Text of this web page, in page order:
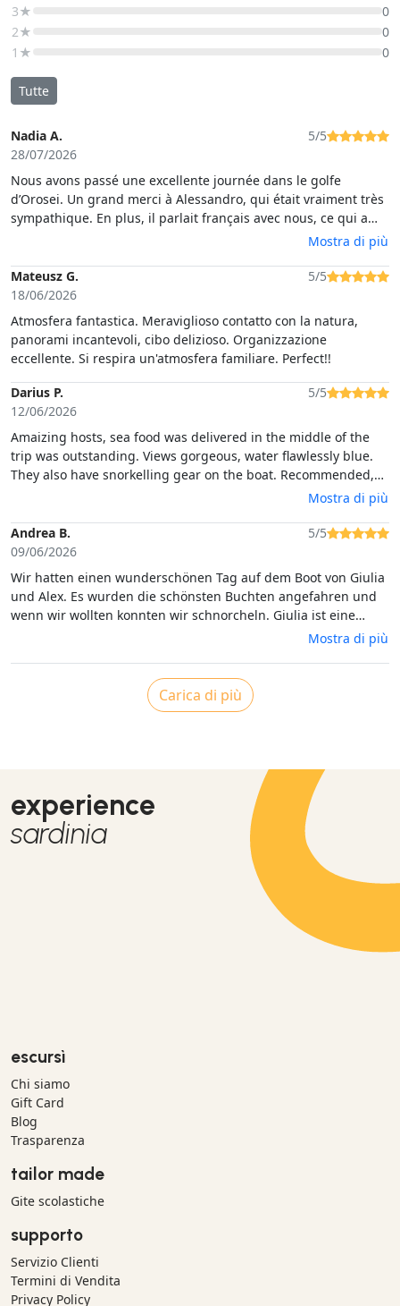
3★
0
2★
0
1★
0
Tutte
Nadia A.
28/07/2026
5/5
Nous avons passé une excellente journée dans le golfe
d’Orosei. Un grand merci à Alessandro, qui était vraiment très
sympathique. En plus, il parlait français avec nous, ce qui a
rendu l’excursion encore plus agréable.Les paysages sont
incontournable.Mention spéciale à Giulia pour le déjeuner :
les pâtes aux crevettes étaient délicieuses !Nous
Mostra di più
Mateusz G.
18/06/2026
5/5
Atmosfera fantastica. Meraviglioso contatto con la natura,
panorami incantevoli, cibo delizioso. Organizzazione
eccellente. Si respira un'atmosfera familiare. Perfect!!
Darius P.
12/06/2026
5/5
Amaizing hosts, sea food was delivered in the middle of the
trip was outstanding. Views gorgeous, water flawlessly blue.
They also have snorkelling gear on the boat. Recommended,
Mostra di più
Andrea B.
09/06/2026
5/5
Wir hatten einen wunderschönen Tag auf dem Boot von Giulia
und Alex. Es wurden die schönsten Buchten angefahren und
wenn wir wollten konnten wir schnorcheln. Giulia ist eine
großartige Köchin und hat sich den ganzen Tag rührend um
zwischendurch Bier, Cola, Wasser und ein leckeres Eisgetränk.
Wir waren über 9 Stunden unterwegs und hatten überall
Mostra di più
Carica di più
experience
sardinia
escursì
Chi siamo
Gift Card
Blog
Trasparenza
tailor made
Gite scolastiche
supporto
Servizio Clienti
Termini di Vendita
Privacy Policy